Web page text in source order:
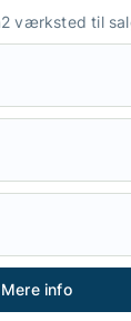
værksted til
Mere info